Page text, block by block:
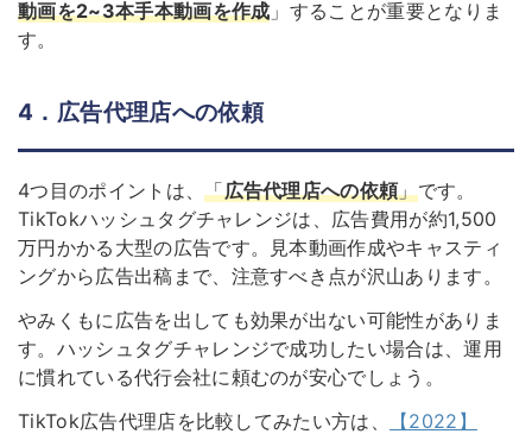
動画を2~3本手本動画を作成 」することが重要となりま
す。
4．広告代理店への依頼
4つ目のポイントは、「広告代理店への依頼」です。
TikTokハッシュタグチャレンジは、広告費用が約1,500
万円かかる大型の広告です。見本動画作成やキャスティ
ングから広告出稿まで、注意すべき点が沢山あります。
やみくもに広告を出しても効果が出ない可能性がありま
す。ハッシュタグチャレンジで成功したい場合は、運用
に慣れている代行会社に頼むのが安心でしょう。
TikTok広告代理店を比較してみたい方は、
【2022】